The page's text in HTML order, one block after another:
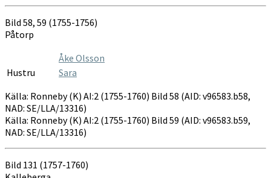
Bild 58, 59 (1755-1756)
Påtorp
Åke Olsson
Hustru
Sara
Källa: Ronneby (K) AI:2 (1755-1760) Bild 58 (AID: v96583.b58,
NAD: SE/LLA/13316)
Källa: Ronneby (K) AI:2 (1755-1760) Bild 59 (AID: v96583.b59,
NAD: SE/LLA/13316)
Bild 131 (1757-1760)